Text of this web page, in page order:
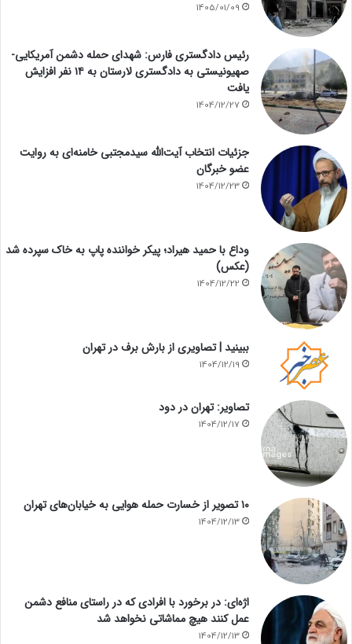
1405/01/09
رئیس دادگستری فارس: شهدای حمله دشمن آمریکایی-
صهیونیستی به دادگستری لارستان به ۱۴ نفر افزایش
یافت
1404/12/27
جزئیات انتخاب آیت‌الله سیدمجتبی خامنه‌ای به روایت
عضو خبرگان
1404/12/23
وداع با حمید هیراد؛ پیکر خواننده پاپ به خاک سپرده شد
(عکس)
1404/12/22
ببینید | تصاویری از بارش برف در تهران
1404/12/19
تصاویر: تهران در دود
1404/12/17
۱۰ تصویر از خسارت حمله هوایی به خیابان‌های تهران
1404/12/13
اژه‌ای: در برخورد با افرادی که در راستای منافع دشمن
عمل کنند هیچ مماشاتی نخواهد شد
1404/12/13